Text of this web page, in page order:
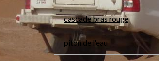
cascade bras rouge
piton de l'eau